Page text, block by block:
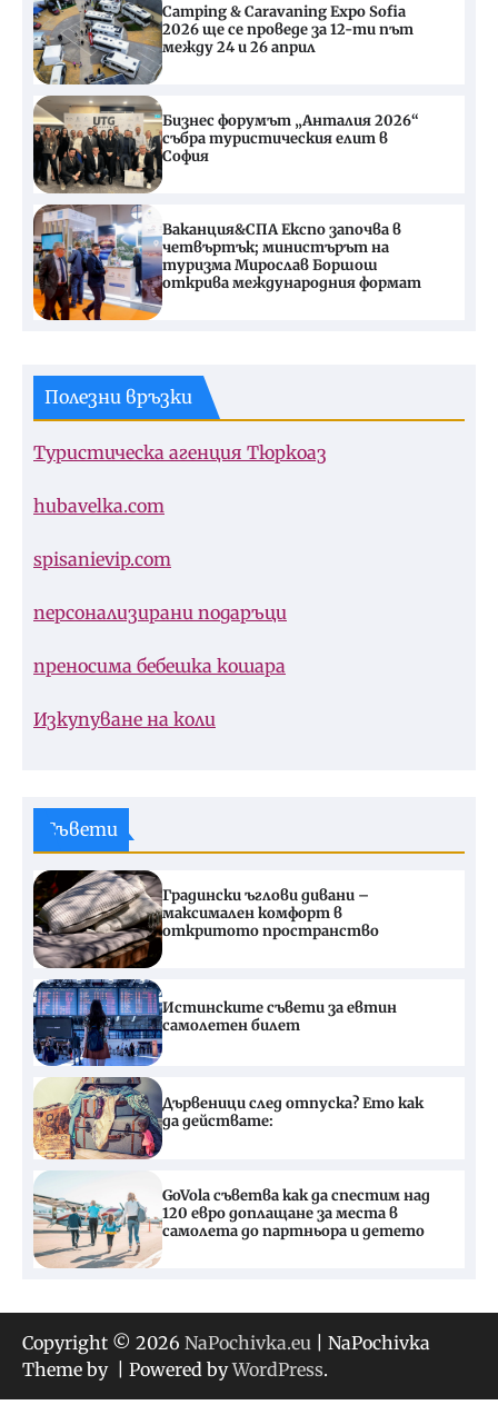
Camping & Caravaning Expo Sofia
2026 ще се проведе за 12-ти път
между 24 и 26 април
Бизнес форумът „Анталия 2026“
събра туристическия елит в
София
Ваканция&СПА Експо започва в
четвъртък; министърът на
туризма Мирослав Боршош
открива международния формат
Полезни връзки
Туристическа агенция Тюркоаз
hubavelka.com
spisanievip.com
персонализирани подаръци
преносима бебешка кошара
Изкупуване на коли
Съвети
Градински ъглови дивани –
максимален комфорт в
откритото пространство
Истинските съвети за евтин
самолетен билет
Дървеници след отпуска? Ето как
да действате:
GoVola съветва как да спестим над
120 евро доплащане за места в
самолета до партньора и детето
Copyright © 2026 NaPochivka.eu | NaPochivka
Theme by
| Powered byWordPress.